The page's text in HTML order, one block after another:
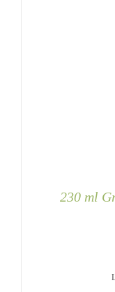
230 ml